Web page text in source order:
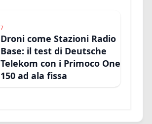
7
Droni come Stazioni Radio
Base: il test di Deutsche
Telekom con i Primoco One
150 ad ala fissa